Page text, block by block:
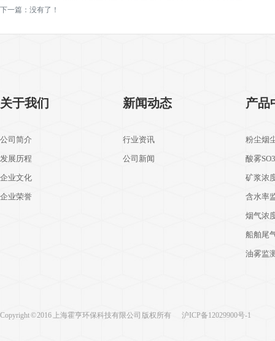
下一篇：没有了！
关于我们
公司简介
发展历程
企业文化
企业荣誉
新闻动态
行业资讯
公司新闻
产品
粉尘烟
酸雾
矿浆浓
含水率
烟气浓
船舶尾
油雾监
Copyright © 2016 上海霍亨环保科技有限公司 版权所有 沪ICP备12029900号-1